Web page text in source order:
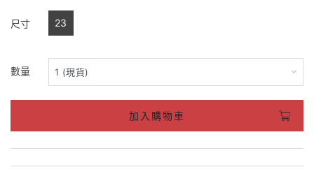
尺寸 23
數量
加入購物車